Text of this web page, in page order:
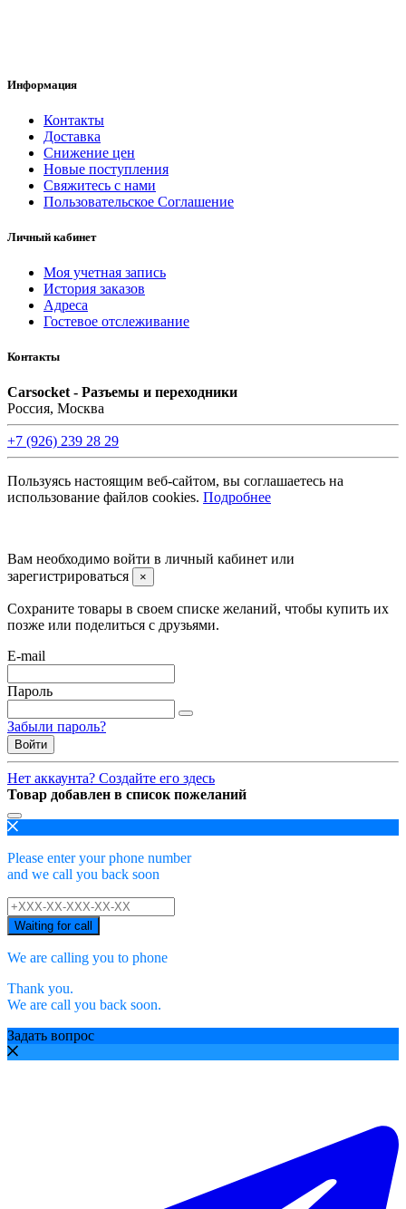
Информация
Контакты
Доставка
Снижение цен
Новые поступления
Свяжитесь с нами
Пользовательское Соглашение
Личный кабинет
Моя учетная запись
История заказов
Адреса
Гостевое отслеживание
Контакты
Carsocket - Разъемы и переходники
Россия, Москва
+7 (926) 239 28 29
Пользуясь настоящим веб-сайтом, вы соглашаетесь на
использование файлов cookies. Подробнее
Вам необходимо войти в личный кабинет или
зарегистрироваться
×
Сохраните товары в своем списке желаний, чтобы купить их
позже или поделиться с друзьями.
E-mail
Пароль
Забыли пароль?
Войти
Нет аккаунта? Создайте его здесь
Товар добавлен в список пожеланий
Please enter your phone number
and we call you back soon
Waiting for call
We are calling you to phone
Thank you.
We are call you back soon.
Задать вопрос